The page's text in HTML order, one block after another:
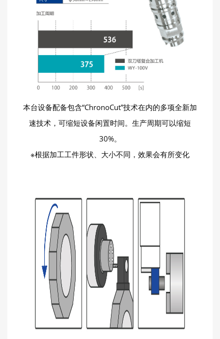
本台设备配备包含“ChronoCut”技术在内的多项全新加
速技术，可缩短设备闲置时间。生产周期可以缩短
30%。
※根据加工工件形状、大小不同，效果会有所变化